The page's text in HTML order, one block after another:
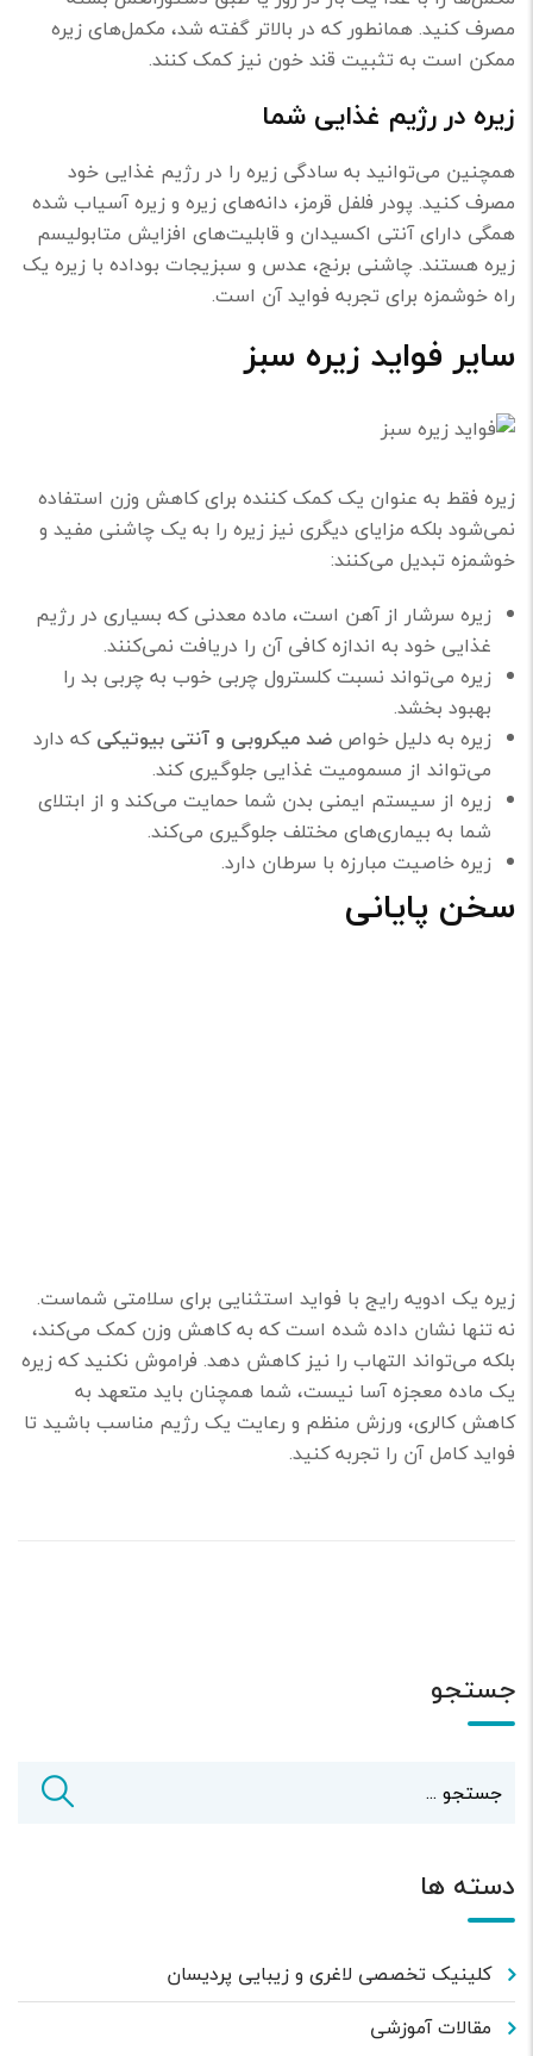
مصرف کنید. همانطور که در بالاتر گفته شد، مکمل‌های زیره
ممکن است به تثبیت قند خون نیز کمک کنند.
زیره در رژیم غذایی شما
همچنین می‌توانید به سادگی زیره را در رژیم غذایی خود
مصرف کنید. پودر فلفل قرمز، دانه‌های زیره و زیره آسیاب شده
همگی دارای آنتی اکسیدان و قابلیت‌های افزایش متابولیسم
زیره هستند. چاشنی برنج، عدس و سبزیجات بوداده با زیره یک
راه خوشمزه برای تجربه فواید آن است.
سایر فواید زیره سبز
زیره فقط به عنوان یک کمک کننده برای کاهش وزن استفاده
نمی‌شود بلکه مزایای دیگری نیز زیره را به یک چاشنی مفید و
خوشمزه تبدیل می‌کنند:
زیره سرشار از آهن است، ماده معدنی که بسیاری در رژیم
غذایی خود به اندازه کافی آن را دریافت نمی‌کنند.
زیره می‌تواند نسبت کلسترول چربی خوب به چربی بد را
بهبود بخشد.
زیره به دلیل خواص ضد میکروبی و آنتی بیوتیکیکه دارد
می‌تواند از مسمومیت غذایی جلوگیری کند.
زیره از سیستم ایمنی بدن شما حمایت می‌کند و از ابتلای
شما به بیماری‌های مختلف جلوگیری می‌کند.
زیره خاصیت مبارزه با سرطان دارد.
سخن پایانی
زیره یک ادویه رایج با فواید استثنایی برای سلامتی شماست.
نه تنها نشان داده شده است که به کاهش وزن کمک می‌کند،
بلکه می‌تواند التهاب را نیز کاهش دهد. فراموش نکنید که زیره
یک ماده معجزه آسا نیست، شما همچنان باید متعهد به
کاهش کالری، ورزش منظم و رعایت یک رژیم مناسب باشید تا
فواید کامل آن را تجربه کنید.
جستجو
دسته ها
کلینیک تخصصی لاغری و زیبایی پردیسان
مقالات آموزشی